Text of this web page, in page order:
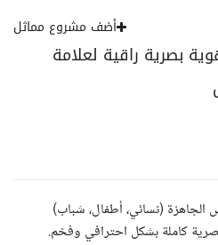
بصرية راقية لعلامة
أضف مشروع مماثل
الجاهزة (نسائي، أطفال، شباب)
كاملة بشكل احترافي وفخم.